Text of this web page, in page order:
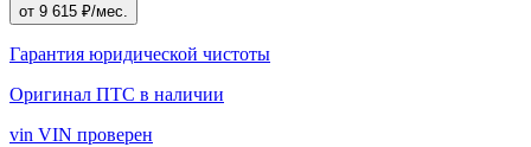
от 9 615 ₽/мес.
Гарантия юридической чистоты
Оригинал ПТС в наличии
vin VIN проверен